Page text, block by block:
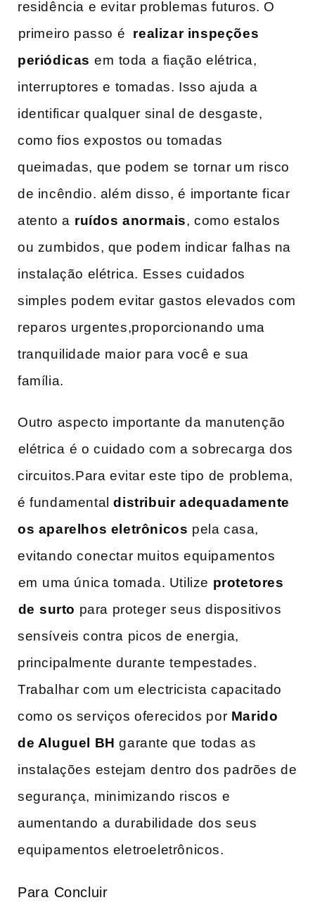
residência e evitar problemas futuros. ‍O
⁤primeiro passo é ​ realizar inspeções
periódicas ⁣em⁤ toda ‍a fiação elétrica,‌
interruptores e ​tomadas. Isso ajuda a
identificar qualquer sinal de desgaste,
como fios ‍expostos ou tomadas
‍queimadas, que podem se⁣ tornar um risco
de incêndio. além disso, ​é ⁤importante ​ficar
atento ​a⁢ ruídos‍ anormais, como estalos
ou zumbidos, que podem‌ indicar falhas na
instalação elétrica. ‌Esses cuidados
simples podem​ evitar​ gastos elevados com
reparos ​urgentes,proporcionando uma⁣
tranquilidade maior para você e sua
família.
Outro aspecto importante da manutenção
⁤elétrica⁢ é o cuidado com a sobrecarga dos
circuitos.Para evitar ​este tipo⁣ de problema,‌
é ‌fundamentaldistribuir‍ adequadamente
os‍ aparelhos eletrônicos pela casa,
evitando conectar muitos equipamentos
⁢em⁢ uma única tomada. Utilize protetores
⁢de⁢ surto para proteger seus dispositivos
sensíveis contra ⁢picos de energia,⁣
principalmente durante ⁤tempestades.
‌Trabalhar‍ com um electricista capacitado⁣
como os serviços oferecidos⁢ por Marido⁣
de ‌Aluguel BH garante que todas as
instalações ⁣estejam ⁣dentro dos ⁢padrões de
segurança, ⁣minimizando ​riscos ⁢e
aumentando a durabilidade ‌dos seus⁢
equipamentos eletroeletrônicos.
Para ⁤Concluir